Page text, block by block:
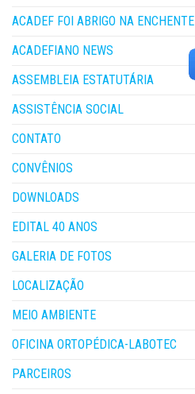
ACADEF FOI ABRIGO NA ENCHENTE
ACADEFIANO NEWS
ASSEMBLEIA ESTATUTÁRIA
ASSISTÊNCIA SOCIAL
CONTATO
CONVÊNIOS
DOWNLOADS
EDITAL 40 ANOS
GALERIA DE FOTOS
LOCALIZAÇÃO
MEIO AMBIENTE
OFICINA ORTOPÉDICA-LABOTEC
PARCEIROS